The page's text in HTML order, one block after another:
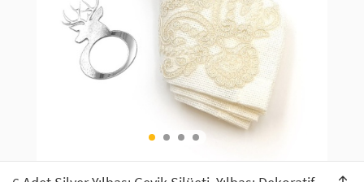
SAÇ AKSESUARLARI
GELİN / DÜĞÜN AKSESUARLARI
PARTİ SÜSLERİ
YILBAŞI ÜRÜNLERİ
KULLAN AT TABAK BARDAK SETİ